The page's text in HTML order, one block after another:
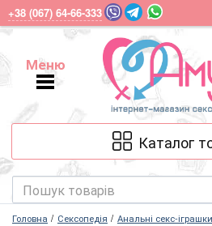
+38 (067) 64-66-333
Меню
Меню
Каталог
Головна Сексопедія
Анальні секс-іграшки